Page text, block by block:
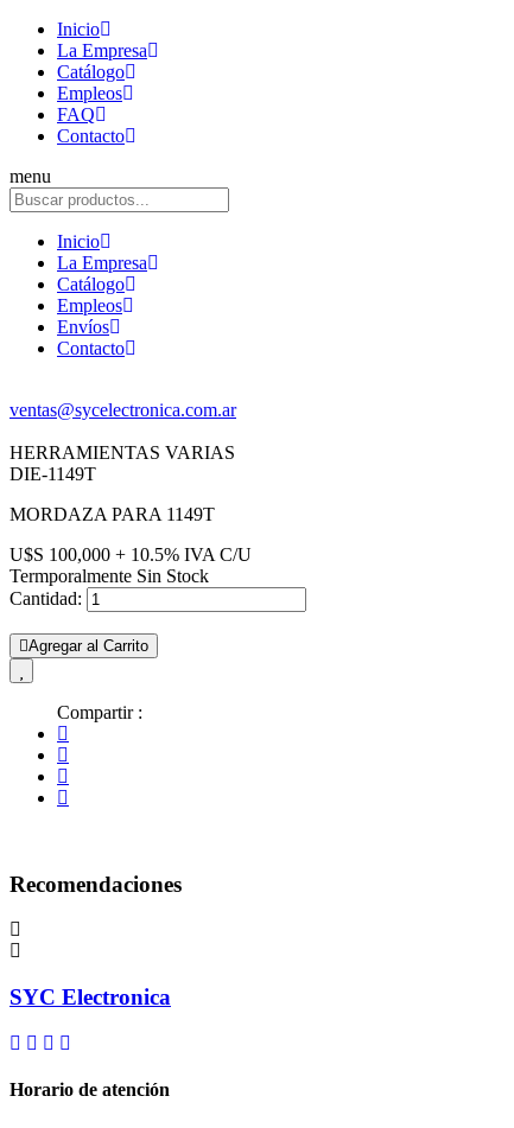
Inicio
La Empresa
Catálogo
Empleos
FAQ
Contacto
menu
Inicio
La Empresa
Catálogo
Empleos
Envíos
Contacto
ventas@sycelectronica.com.ar
HERRAMIENTAS VARIAS
DIE-1149T
MORDAZA PARA 1149T
U$S 100,000 + 10.5% IVA C/U
Termporalmente Sin Stock
Cantidad:
Agregar al Carrito
Compartir :
Recomendaciones
SYC Electronica
Horario de atención